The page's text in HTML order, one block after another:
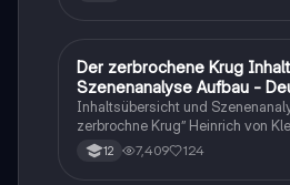
Deutsch
Der zerbrochene Krug
Szenenanalyse Aufbau -
Q1/Q2/Abitur
Inhaltsübersicht und
zerbrochne Krug” Heinrich von
12 7,409 124